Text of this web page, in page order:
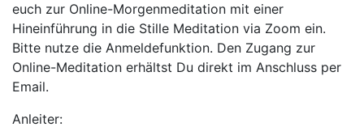
euch zur Online-Morgenmeditation mit einer
Hineinführung in die Stille Meditation via Zoom ein.
Bitte nutze die Anmeldefunktion. Den Zugang zur
Online-Meditation erhältst Du direkt im Anschluss per
Email.
Anleiter: